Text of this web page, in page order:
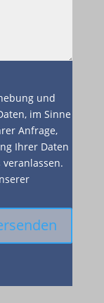
und
im Sinne
Anfrage,
Ihrer Daten